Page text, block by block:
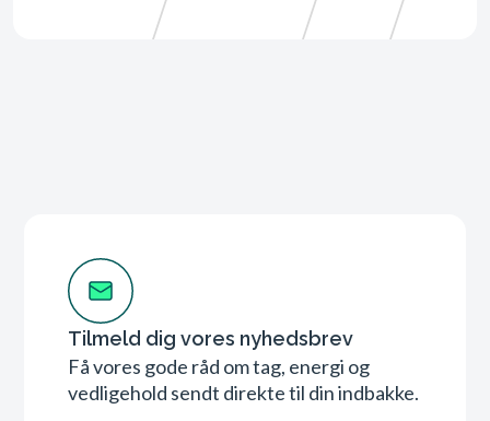
Tilmeld dig vores nyhedsbrev
Få vores gode råd om tag, energi og
vedligehold sendt direkte til din indbakke.